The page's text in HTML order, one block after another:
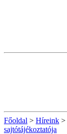
Főoldal > Híreink >
sajtótájékoztatója